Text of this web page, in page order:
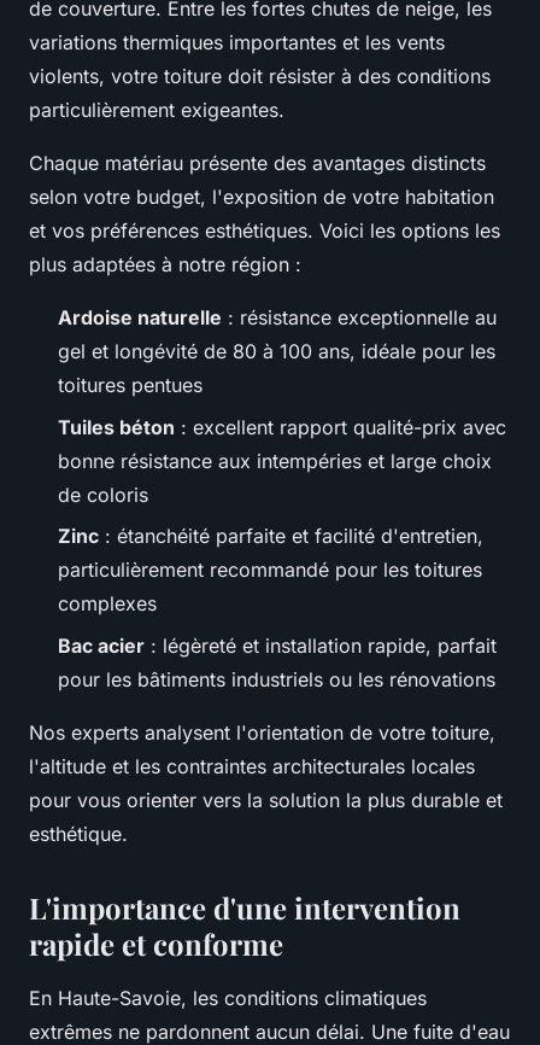
de couverture. Entre les fortes chutes de neige, les
variations thermiques importantes et les vents
violents, votre toiture doit résister à des conditions
particulièrement exigeantes.
Chaque matériau présente des avantages distincts
selon votre budget, l'exposition de votre habitation
et vos préférences esthétiques. Voici les options les
plus adaptées à notre région :
Ardoise naturelle : résistance exceptionnelle au
gel et longévité de 80 à 100 ans, idéale pour les
toitures pentues
Tuiles béton : excellent rapport qualité-prix avec
bonne résistance aux intempéries et large choix
de coloris
Zinc : étanchéité parfaite et facilité d'entretien,
particulièrement recommandé pour les toitures
complexes
Bac acier : légèreté et installation rapide, parfait
pour les bâtiments industriels ou les rénovations
Nos experts analysent l'orientation de votre toiture,
l'altitude et les contraintes architecturales locales
pour vous orienter vers la solution la plus durable et
esthétique.
L'importance d'une intervention
rapide et conforme
En Haute-Savoie, les conditions climatiques
extrêmes ne pardonnent aucun délai. Une fuite d'eau